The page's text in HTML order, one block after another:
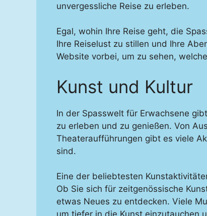
unvergessliche Reise zu erleben.
Egal, wohin Ihre Reise geht, die
Ihre Reiselust zu stillen und Ihre
Website vorbei, um zu sehen,
Kunst und Kultur
In der Spasswelt für Erwachsene
zu erleben und zu genießen. Von
Theateraufführungen gibt es viele
sind.
Eine der beliebtesten
Ob Sie sich für zeitgenössische
etwas Neues zu entdecken. Viele